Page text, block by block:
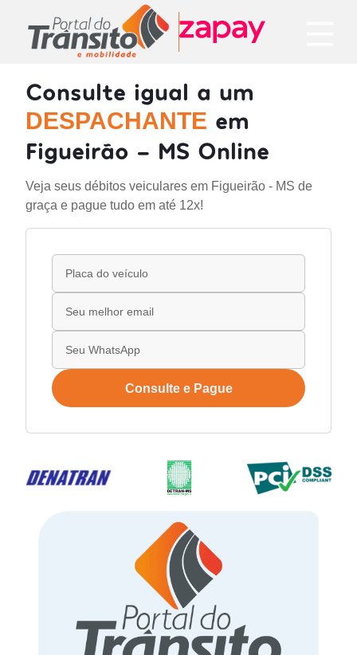
Consulte igual a um
DESPACHANTE em
Figueirão - MS Online
Veja seus débitos veiculares em Figueirão - MS de
graça e pague tudo em até 12x!
Consulte e Pague